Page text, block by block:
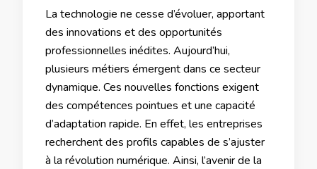
La technologie ne cesse d’évoluer, apportant
des innovations et des opportunités
professionnelles inédites. Aujourd’hui,
plusieurs métiers émergent dans ce secteur
dynamique. Ces nouvelles fonctions exigent
des compétences pointues et une capacité
d’adaptation rapide. En effet, les entreprises
recherchent des profils capables de s’ajuster
à la révolution numérique. Ainsi, l’avenir de la